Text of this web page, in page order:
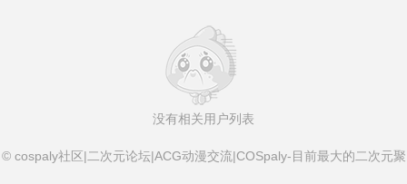
没有相关用户列表
© cospaly社区|二次元论坛|ACG动漫交流|COSpaly-目前最大的二次元聚